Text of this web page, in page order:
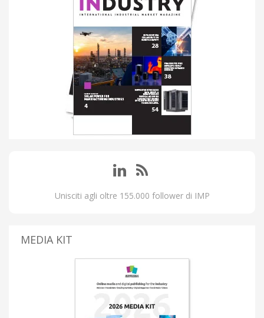
Unisciti agli oltre 155.000 follower di IMP
MEDIA KIT